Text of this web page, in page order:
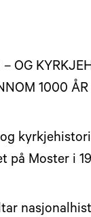
OG
1000 ÅR
på Moster i